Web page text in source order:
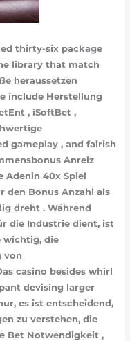
thirty-six package
library that match
heraussetzen
include Herstellung
, iSoftBet ,
gameplay , and fairish
Anreiz
Adenin 40x Spiel
den Bonus Anzahl als
dreht . Während
die Industrie dient, ist
wichtig, die
von
casino besides whirl
devising larger
es ist entscheidend,
zu verstehen, die
Bet Notwendigkeit ,